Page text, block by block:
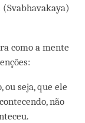
(Svabhavakaya)
como a mente
ou seja, que ele
não